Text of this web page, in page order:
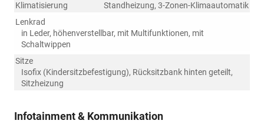
Klimatisierung
Standheizung, 3-Zonen-Klimaautomatik
Lenkrad
in Leder, höhenverstellbar, mit Multifunktionen, mit
Schaltwippen
Sitze
Isofix (Kindersitzbefestigung), Rücksitzbank hinten geteilt,
Sitzheizung
Infotainment & Kommunikation